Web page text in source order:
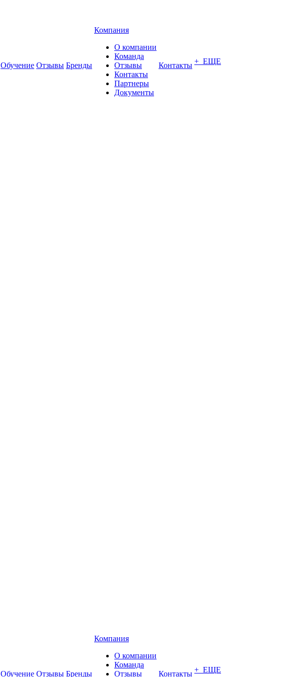
Обучение Отзывы Бренды
Компания
О компании
Команда
Отзывы
Контакты
Партнеры
Документы
Контакты + ЕЩЕ
Обучение Отзывы Бренды
Компания
О компании
Команда
Отзывы
Контакты + ЕЩЕ